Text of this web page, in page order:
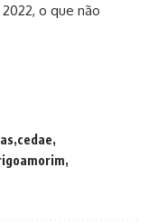
o que não
cedae